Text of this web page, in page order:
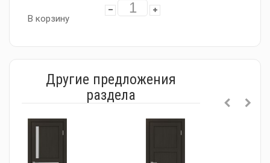
В корзину
Другие предложения
раздела